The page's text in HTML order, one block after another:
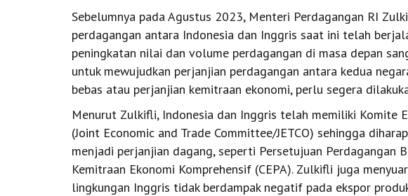
Sebelumnya pada Agustus 2023, Menteri Perdagangan RI
perdagangan antara Indonesia dan Inggris saat ini telah
peningkatan nilai dan volume perdagangan di masa depan
untuk mewujudkan perjanjian perdagangan antara kedua
bebas atau perjanjian kemitraan ekonomi, perlu segera
Menurut Zulkifli, Indonesia dan Inggris telah memiliki Komite
(Joint Economic and Trade Committee/JETCO) sehingga
menjadi perjanjian dagang, seperti Persetujuan Perdagangan
Kemitraan Ekonomi Komprehensif (CEPA). Zulkifli juga
lingkungan Inggris tidak berdampak negatif pada ekspor